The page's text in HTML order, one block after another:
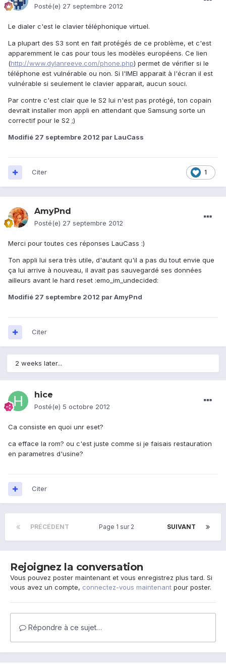
Posté(e) 27 septembre 2012
Le dialer c'est le clavier téléphonique virtuel.
La plupart des S3 sont en fait protégés de ce problème, et c'est
apparemment le cas pour tous les modèles européens. Ce lien
(http://www.dylanreeve.com/phone.php) permet de vérifier si le
téléphone est vulnérable ou non. Si l'IMEI apparait à l'écran il est
vulnérable si seulement le clavier apparait, aucun souci.
Par contre c'est clair que le S2 lui n'est pas protégé, ton copain
devrait installer mon appli en attendant que Samsung sorte un
correctif pour le S2 ;)
Modifié 27 septembre 2012 par LauCass
1
Citer
AmyPnd
Posté(e) 27 septembre 2012
Merci pour toutes ces réponses LauCass :)
Ton appli lui sera très utile, d'autant qu'il a pas du tout envie que
ça lui arrive à nouveau, il avait pas sauvegardé ses données
ailleurs avant le hard reset :emo_im_undecided:
Modifié 27 septembre 2012 par AmyPnd
Citer
2 weeks later...
hice
Posté(e) 5 octobre 2012
Ca consiste en quoi unr eset?
ca efface la rom? ou c'est juste comme si je faisais restauration
en parametres d'usine?
Citer
PRÉCÉDENT SUIVANT
Page 1 sur 2
Rejoignez la conversation
Vous pouvez poster maintenant et vous enregistrez plus tard. Si
vous avez un compte, connectez-vous maintenant pour poster.
Répondre à ce sujet…